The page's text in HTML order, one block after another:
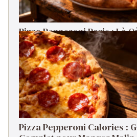
Pizza Pepperoni Paris : Là
Commander la Meilleure en
Pizza Pepperoni Calories :